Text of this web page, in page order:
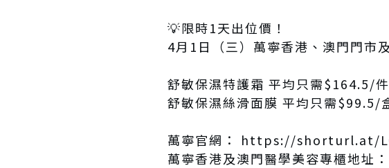
💡限時1天出位價！
4月1日（三）萬寧香港、澳門門市
舒敏保濕特護霜 平均只需$164.5/件
舒敏保濕絲滑面膜 平均只需$99.5/
萬寧官網： https://shorturl.at/
萬寧香港及澳門醫學美容專櫃地址：